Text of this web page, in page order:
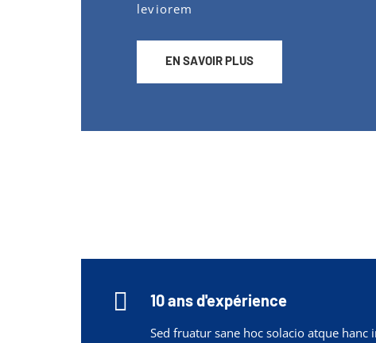
leviorem
EN SAVOIR PLUS
 10 ans d'expérience
Sed fruatur sane hoc solacio atque hanc